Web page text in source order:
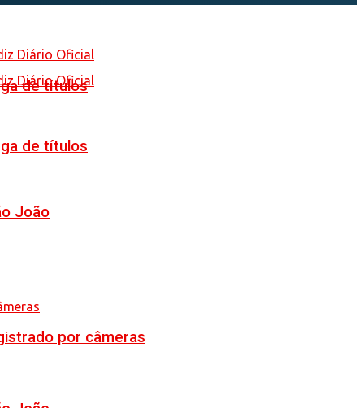
de títulos
de títulos
João
por câmeras